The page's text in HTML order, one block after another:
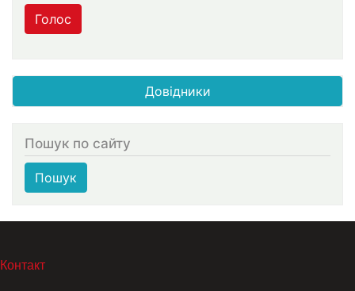
Голос
Довідники
Пошук по сайту
Пошук
МЕНЮ В ПОДВАЛЕ
Контакт